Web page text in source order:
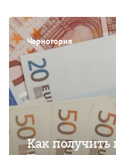
Черногория
Как получить